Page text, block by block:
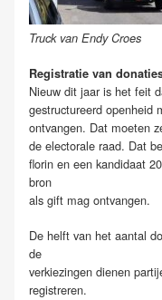
Truck van Endy Croes
Registratie van
Nieuw dit jaar is het feit
gestructureerd openheid
ontvangen. Dat moeten
de electorale raad. Dat
florin en een kandidaat
bron
als gift mag ontvangen.
De helft van het aantal
de
verkiezingen dienen
registreren.